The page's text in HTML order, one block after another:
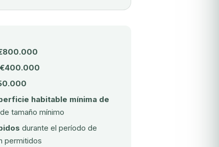
€400.000
habitable mínima de
tamaño mínimo
durante el período de
permitidos